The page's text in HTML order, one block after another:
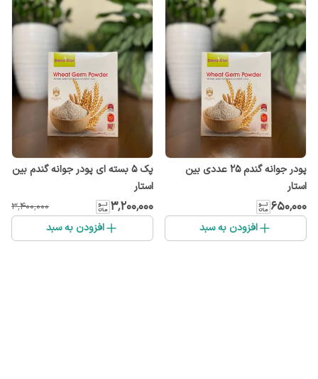
پودر جوانه گندم 25 عددی بین
استار
۶۵۰٬۰۰۰
افزودن به سبد
پک ۵ بسته ای پودر جوانه گندم بین
استار
۳٬۲۰۰٬۰۰۰ ۳٬۴۰۰٬۰۰۰
افزودن به سبد